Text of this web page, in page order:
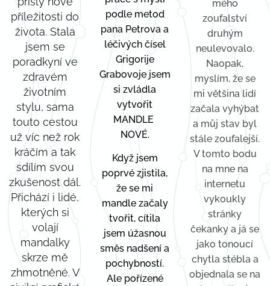
příležitosti do
života. Stala
jsem se
poradkyní ve
zdravém
životním
stylu, sama
touto cestou
už víc než rok
kráčím a tak
sdílím svou
zkušenost dál.
Přichází i lidé,
kterých si
volají
mandalky
skrze mě
zhmotněné. V
podle metod
pana Petrova a
léčivých čísel
Grigorije
Grabovoje jsem
si zvládla
vytvořit
MANDLE
NOVÉ.
Když jsem
poprvé zjistila,
že se mi
mandle začaly
tvořit, cítila
jsem úžasnou
směs nadšení a
pochybností.
Ale pořízené
mého
zoufalství
druhým
neulevovalo.
Naopak,
myslím, že se
mi většina lidí
začala vyhýbat
a můj stav byl
stále zoufalejší.
V tomto bodu
na mne na
internetu
vykoukly
stránky
čekanky a já se
jako tonoucí
chytla stébla a
objednala se na